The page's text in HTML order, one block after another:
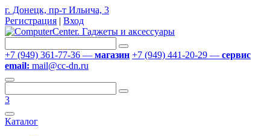
г. Донецк, пр-т Ильича, 3
Регистрация | Вход
+7 (949) 361-77-36 — магазин +7 (949) 441-20-29 — сервис
email: mail@cc-dn.ru
3
Каталог